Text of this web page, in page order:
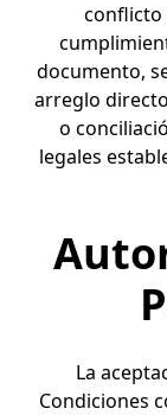
conflicto
documento,
arreglo
o
legales
La
Condiciones